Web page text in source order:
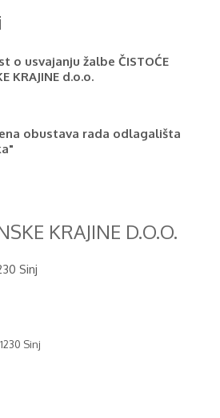
o usvajanju žalbe ČISTOĆE
KRAJINE d.o.o.
obustava rada odlagališta
KRAJINE D.O.O.
Sinj
Sinj